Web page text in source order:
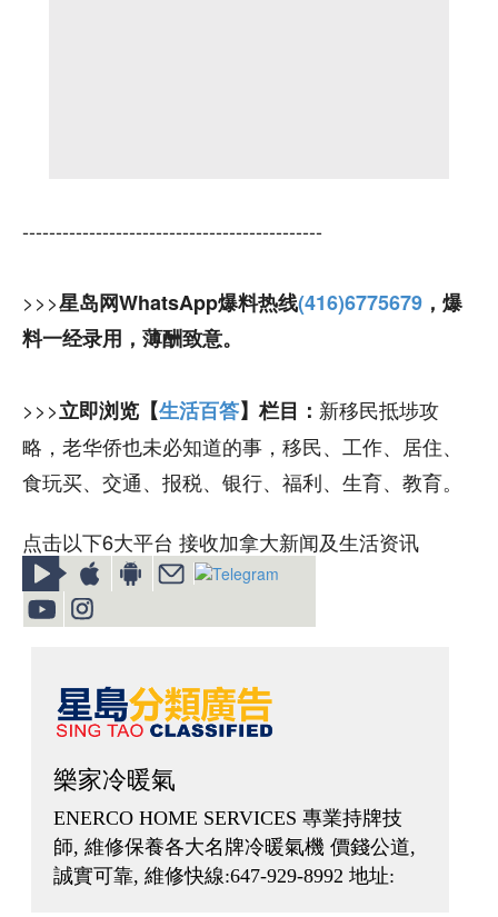
---------------------------------------------
>>>星岛网WhatsApp爆料热线(416)6775679 ，爆
料一经录用，薄酬致意。
>>>立即浏览【生活百答】栏目： 新移民抵埗攻
略，老华侨也未必知道的事，移民、工作、居住、
食玩买、交通、报税、银行、福利、生育、教育。
点击以下6大平台 接收加拿大新闻及生活资讯